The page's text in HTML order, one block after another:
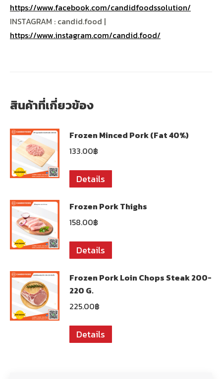
https://www.facebook.com/candidfoodssolution/
INSTAGRAM : candid.food |
https://www.instagram.com/candid.food/
สินค้าที่เกี่ยวข้อง
Frozen Minced Pork (Fat 40%)
133.00฿
Details
Frozen Pork Thighs
158.00฿
Details
Frozen Pork Loin Chops Steak 200-
220 G.
225.00฿
Details